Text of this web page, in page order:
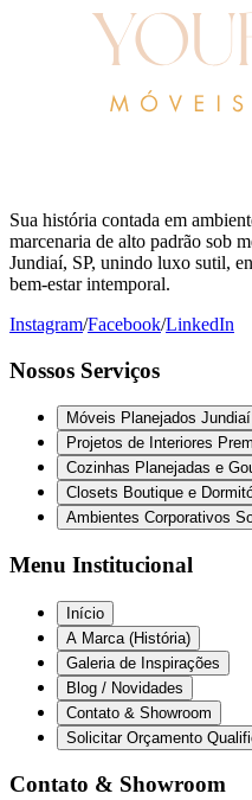
Sua história contada em
marcenaria de alto padrão sob
Jundiaí, SP, unindo luxo sutil,
bem-estar intemporal.
Instagram/Facebook/LinkedIn
Nossos Serviços
Móveis Planejados Jundiaí
Projetos de Interiores
Cozinhas Planejadas e
Closets Boutique e
Ambientes Corporativos
Menu Institucional
Início
A Marca (História)
Galeria de Inspirações
Blog / Novidades
Contato & Showroom
Solicitar Orçamento
Contato & Showroom